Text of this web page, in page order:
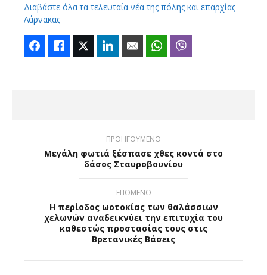
Διαβάστε όλα τα τελευταία νέα της πόλης και επαρχίας
Λάρνακας
FacebookLike Twitter LinkedIn Email WhatsApp
ΠΡΟΗΓΟΥΜΕΝΟ
Μεγάλη φωτιά ξέσπασε χθες κοντά στο
δάσος Σταυροβουνίου
ΕΠΟΜΕΝΟ
Η περίοδος ωοτοκίας των θαλάσσιων
χελωνών αναδεικνύει την επιτυχία του
καθεστώς προστασίας τους στις
Βρετανικές Βάσεις